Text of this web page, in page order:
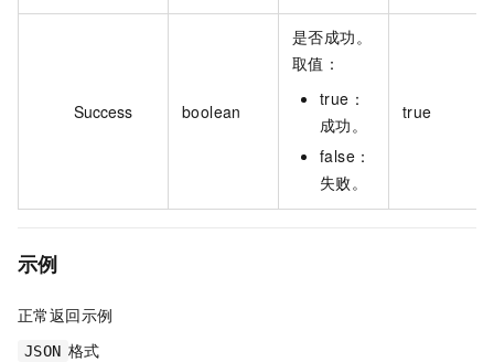
Success boolean
是否成功。
取值：
true：
成功。
false：
失败。
true
示例
正常返回示例
JSON 格式